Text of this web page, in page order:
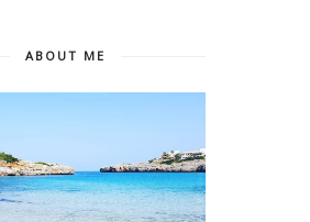
ABOUT ME